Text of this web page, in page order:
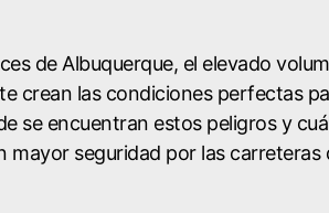
de Albuquerque, el elevado
crean las condiciones perfectas
se encuentran estos peligros y
mayor seguridad por las carreteras